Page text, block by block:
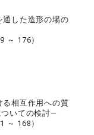
通した造形の場の
～ 176）
る相互作用への質
いての検討―
～ 168）